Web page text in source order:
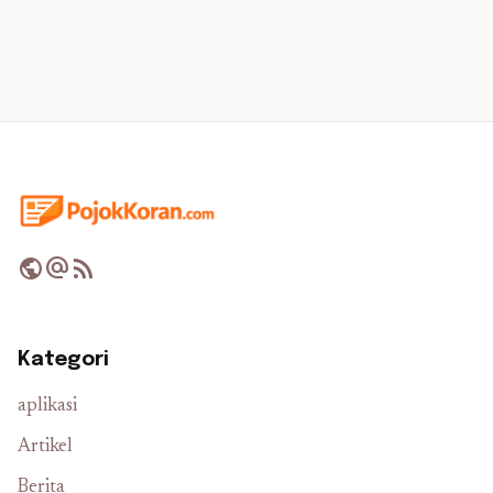
publicalternate_emailrss_feed
Kategori
aplikasi
Artikel
Berita